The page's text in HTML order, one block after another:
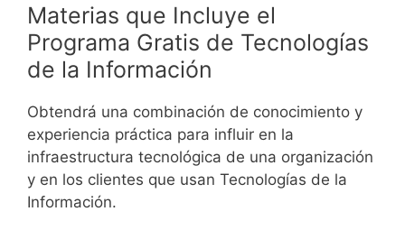
Materias que Incluye el
Programa Gratis de Tecnologías
de la Información
Obtendrá una combinación de conocimiento y
experiencia práctica para influir en la
infraestructura tecnológica de una organización
y en los clientes que usan Tecnologías de la
Información.